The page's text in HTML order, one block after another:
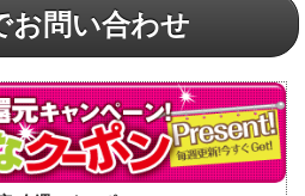
お問い合わせ